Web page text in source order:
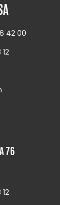
42 00
76